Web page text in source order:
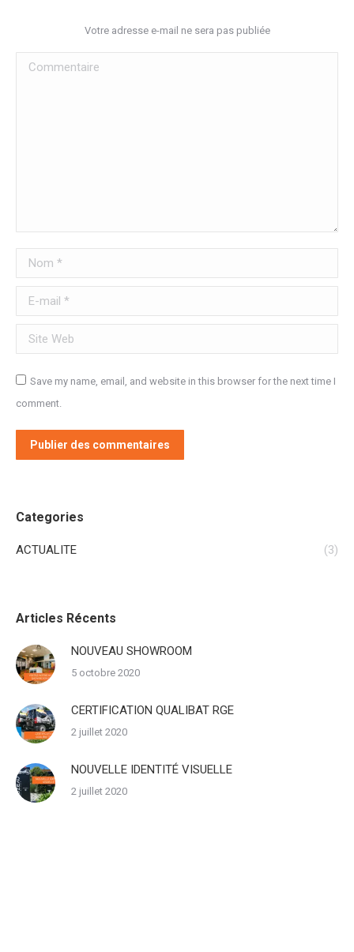
Votre adresse e-mail ne sera pas publiée
Commentaire
Nom *
E-mail *
Site Web
Save my name, email, and website in this browser for the next time I
comment.
Publier des commentaires
Categories
ACTUALITE (3)
Articles Récents
NOUVEAU SHOWROOM
5 octobre 2020
CERTIFICATION QUALIBAT RGE
2 juillet 2020
NOUVELLE IDENTITÉ VISUELLE
2 juillet 2020